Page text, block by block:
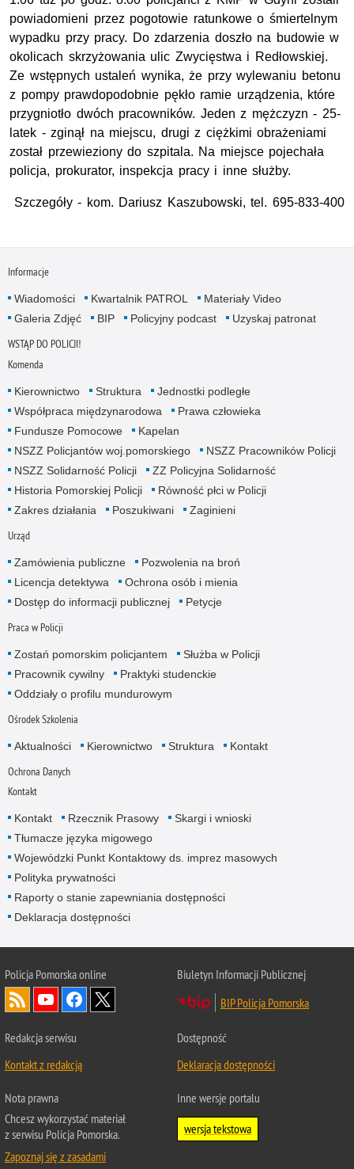
powiadomieni przez pogotowie ratunkowe o śmiertelnym
wypadku przy pracy. Do zdarzenia doszło na budowie w
okolicach skrzyżowania ulic Zwycięstwa i Redłowskiej.
Ze wstępnych ustaleń wynika, że przy wylewaniu betonu
z pompy prawdopodobnie pękło ramie urządzenia, które
przygniotło dwóch pracowników. Jeden z mężczyzn - 25-
latek - zginął na miejscu, drugi z ciężkimi obrażeniami
został przewieziony do szpitala. Na miejsce pojechała
policja, prokurator, inspekcja pracy i inne służby.
Szczegóły - kom. Dariusz Kaszubowski, tel. 695-833-400
Informacje
Wiadomości Kwartalnik PATROL
Materiały Video
Galeria Zdjęć
BIP Policyjny podcast Uzyskaj patronat
WSTĄP DO POLICJI!
Komenda
Kierownictwo Struktura
Jednostki podległe
Współpraca międzynarodowa
Prawa człowieka
Fundusze Pomocowe
Kapelan
NSZZ Policjantów woj.pomorskiego
NSZZ Pracowników Policji
NSZZ Solidarność Policji
ZZ Policyjna Solidarność
Historia Pomorskiej Policji
Równość płci w Policji
Zakres działania
Poszukiwani Zaginieni
Urząd
Zamówienia publiczne
Pozwolenia na broń
Licencja detektywa
Ochrona osób i mienia
Dostęp do informacji publicznej
Petycje
Praca w Policji
Zostań pomorskim policjantem
Służba w Policji
Pracownik cywilny
Praktyki studenckie
Oddziały o profilu mundurowym
Ośrodek Szkolenia
Aktualności Kierownictwo Struktura Kontakt
Ochrona Danych
Kontakt
Kontakt Rzecznik Prasowy
Skargi i wnioski
Tłumacze języka migowego
Wojewódzki Punkt Kontaktowy ds. imprez masowych
Polityka prywatności
Raporty o stanie zapewniania dostępności
Deklaracja dostępności
Policja Pomorska online
Biuletyn Informacji Publicznej
BIP Policja Pomorska
Redakcja serwisu
Kontakt z redakcją
Dostępność
Deklaracja dostępności
Nota prawna
Chcesz wykorzystać materiał
z serwisu Policja Pomorska.
Zapoznaj się z zasadami
Inne wersje portalu
wersja tekstowa